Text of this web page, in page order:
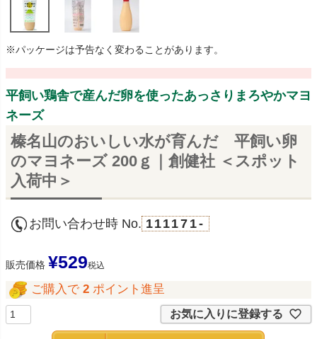
※パッケージは予告なく変わることがあります。
平飼い鶏舎で産んだ卵を使ったあっさりまろやかマヨ
ネーズ
榛名山のおいしい水が育んだ 平飼い卵
のマヨネーズ 200ｇ｜創健社 ＜スポット
入荷中＞
お問い合わせ時 No. 111171-
販売価格 ¥529税込
ご購入で 2 ポイント進呈
お気に入りに登録する